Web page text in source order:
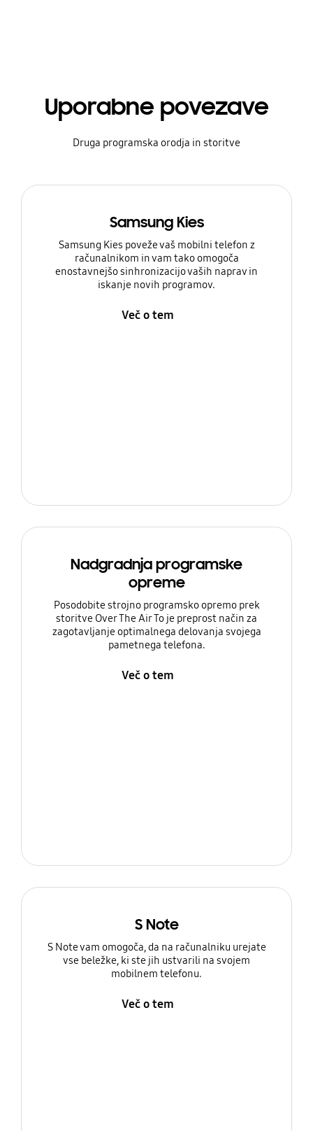
Uporabne povezave
Druga programska orodja in storitve
Samsung Kies
Samsung Kies poveže vaš mobilni telefon z
računalnikom in vam tako omogoča
enostavnejšo sinhronizacijo vaših naprav in
iskanje novih programov.
Več o tem
Nadgradnja programske
opreme
Posodobite strojno programsko opremo prek
storitve Over The Air To je preprost način za
zagotavljanje optimalnega delovanja svojega
pametnega telefona.
Več o tem
S Note
S Note vam omogoča, da na računalniku urejate
vse beležke, ki ste jih ustvarili na svojem
mobilnem telefonu.
Več o tem